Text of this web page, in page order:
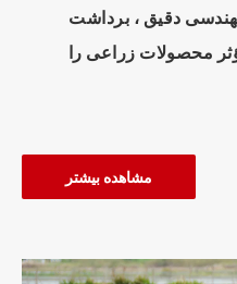
دقیق ، برداشت
محصولات زراعی را
مشاهده بیشتر